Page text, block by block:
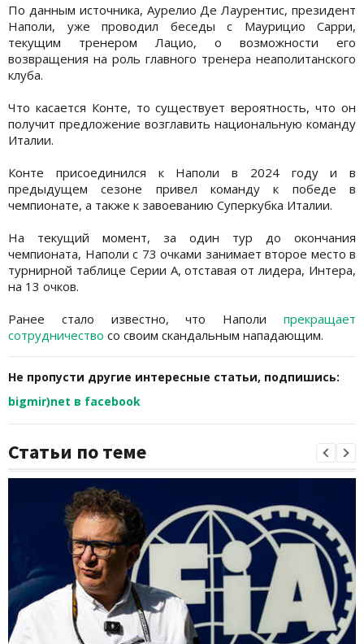
По данным источника, Аурелио Де Лаурентис, президент
Наполи, уже проводил беседы с Маурицио Сарри,
текущим тренером Лацио, о возможности его
возвращения на роль главного тренера неаполитанского
клуба.
Что касается Конте, то существует вероятность, что он
получит предложение возглавить национальную команду
Италии.
Конте присоединился к Наполи в 2024 году и в
предыдущем сезоне привел команду к победе в
чемпионате, а также к завоеванию Суперкубка Италии.
На текущий момент, за один тур до окончания
чемпионата, Наполи с 73 очками занимает второе место в
турнирной таблице Серии А, отставая от лидера, Интера,
на 13 очков.
Ранее стало известно, что Наполи прекращает
сотрудничество со своим скандальным нападающим.
Не пропусти другие интересные статьи, подпишись:
bigmir)net в facebook
Статьи по теме